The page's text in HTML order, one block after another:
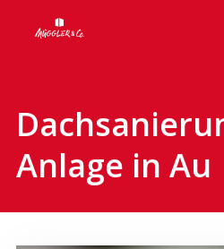
Anlage in Au